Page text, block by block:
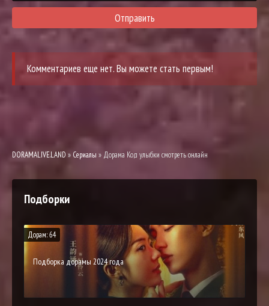
Отправить
Комментариев еще нет. Вы можете стать первым!
DORAMALIVE.LAND » Сериалы » Дорама Код улыбки смотреть онлайн
Подборки
Дорам: 64
Подборка дорамы 2024 года